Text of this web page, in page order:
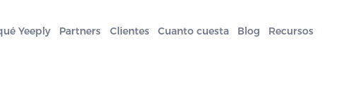
Yeeply Partners Clientes Cuanto cuesta Blog Recursos